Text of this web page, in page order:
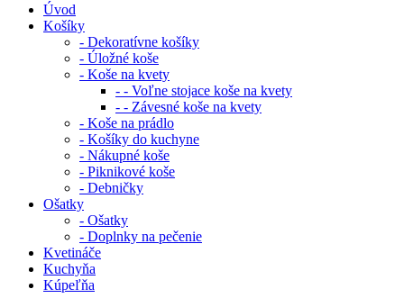
Úvod
Košíky
- Dekoratívne košíky
- Úložné koše
- Koše na kvety
- - Voľne stojace koše na kvety
- - Závesné koše na kvety
- Koše na prádlo
- Košíky do kuchyne
- Nákupné koše
- Piknikové koše
- Debničky
Ošatky
- Ošatky
- Doplnky na pečenie
Kvetináče
Kuchyňa
Kúpeľňa